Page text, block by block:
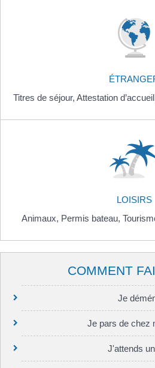
Titres de séjour, Attestation
LOISIRS
Animaux, Permis bateau,
COMMENT
Je
Je pars de chez
J'attends